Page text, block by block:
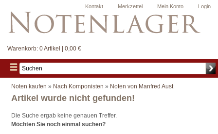
Login
Mein Konto
Merkzettel
Kontakt
Warenkorb: 0 Artikel | 0,00 €
Noten kaufen » Nach Komponisten » Noten von Manfred Aust
Artikel wurde nicht gefunden!
Die Suche ergab keine genauen Treffer.
Möchten Sie noch einmal suchen?